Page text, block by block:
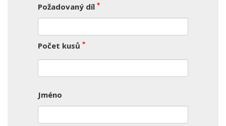
Požadovaný díl *
Počet kusů *
Jméno